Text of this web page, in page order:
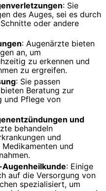
: Sie
des Auges, sei es durch
oder andere
: Augenärzte bieten
an, um
zu erkennen und
zu ergreifen.
: Sie passen
Beratung zur
und Pflege von
und
behandeln
und
und
: Einige
auf die Versorgung von
spezialisiert, um